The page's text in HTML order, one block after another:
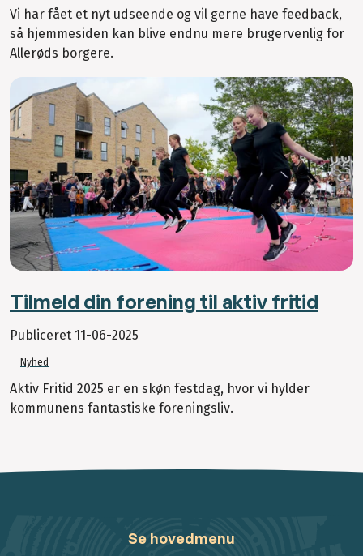
Vi har fået et nyt udseende og vil gerne have feedback,
så hjemmesiden kan blive endnu mere brugervenlig for
Allerøds borgere.
Tilmeld din forening til aktiv fritid
Publiceret 11-06-2025
Nyhed
Aktiv Fritid 2025 er en skøn festdag, hvor vi hylder
kommunens fantastiske foreningsliv.
Se hovedmenu